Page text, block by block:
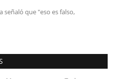
señaló que "eso es falso,